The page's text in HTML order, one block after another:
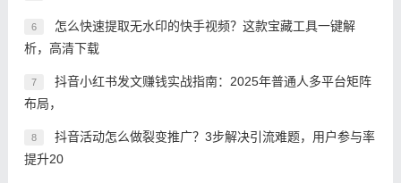
6
怎么快速提取无水印的快手视频？这款宝藏工具一键解
析，高清下载
7
抖音小红书发文赚钱实战指南：2025年普通人多平台矩阵
布局，
8
抖音活动怎么做裂变推广？3步解决引流难题，用户参与率
提升20